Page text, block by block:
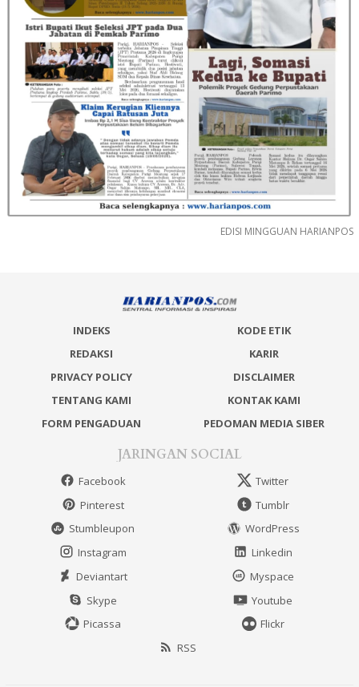
EDISI MINGGUAN HARIANPOS
INDEKS
KODE ETIK
REDAKSI
KARIR
PRIVACY POLICY
DISCLAIMER
TENTANG KAMI
KONTAK KAMI
FORM PENGADUAN
PEDOMAN MEDIA SIBER
JARINGAN SOCIAL
Facebook
Twitter
Pinterest
Tumblr
Stumbleupon
WordPress
Instagram
Linkedin
Deviantart
Myspace
Skype
Youtube
Picassa
Flickr
RSS